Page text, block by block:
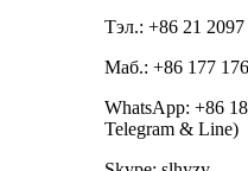
Тэл.: +86 21 2097
Маб.: +86 177
WhatsApp: +86
Telegram & Line)